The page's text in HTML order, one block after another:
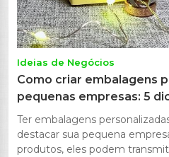
Ideias de Negócios
Como criar embalagens
pequenas empresas: 5
Ter embalagens
destacar sua pequena
produtos, eles podem